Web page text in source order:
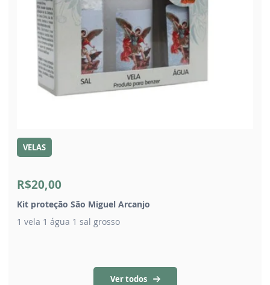
VELAS
R$20,00
Kit proteção São Miguel Arcanjo
1 vela 1 água 1 sal grosso
Ver todos